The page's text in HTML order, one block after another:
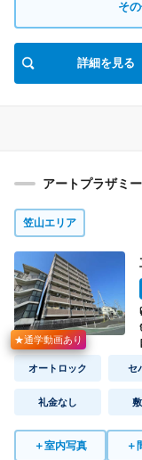
タイ
入 居 即入居可
なし
入 居 即入居可
家 賃 54,000円
礼 金 なし
4009 号室 1K(A2) タイ
家 賃 54,000円
礼 金 なし
そ
詳細を見る
アートプラザミー
笠山エリア
★通学動画あり
オートロック セ
礼金なし
＋室内写真 ＋